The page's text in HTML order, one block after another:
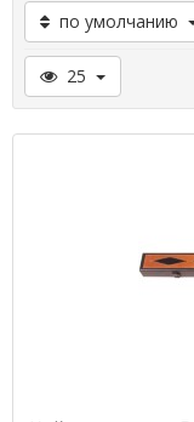
по умолчанию
25